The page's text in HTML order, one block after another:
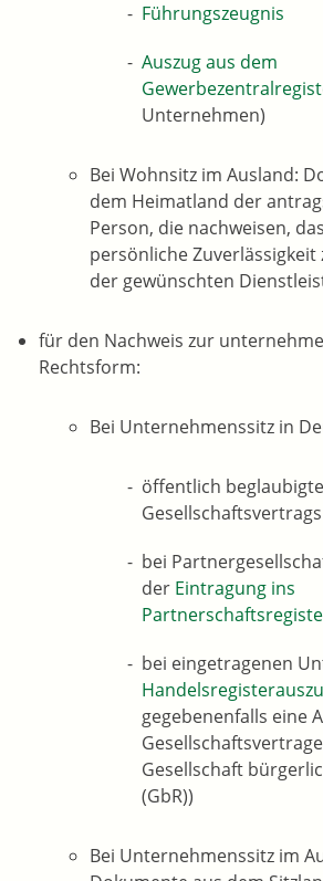
Führungszeugnis
Auszug aus dem
Unternehmen)
Bei Wohnsitz im Ausland:
dem Heimatland der
Person, die nachweisen,
persönliche
der gewünschten
für den Nachweis zur
Rechtsform:
Bei Unternehmenssitz in
öffentlich
Gesellschaftsvertrags
bei
der Eintragung ins
bei eingetragenen
gegebenenfalls eine
Gesellschaft
(GbR))
Bei Unternehmenssitz im